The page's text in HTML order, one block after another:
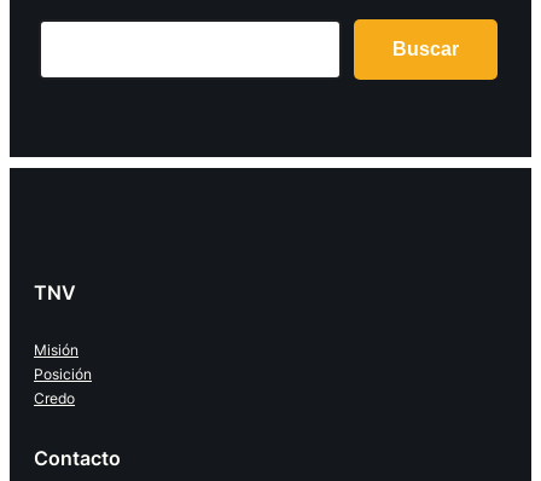
Buscar
TNV
Misión
Posición
Credo
Contacto